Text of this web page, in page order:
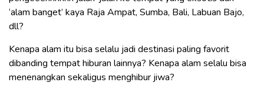
‘alam banget’ kaya Raja Ampat, Sumba, Bali, Labuan Bajo,
dll?
Kenapa alam itu bisa selalu jadi destinasi paling favorit
dibanding tempat hiburan lainnya? Kenapa alam selalu bisa
menenangkan sekaligus menghibur jiwa?